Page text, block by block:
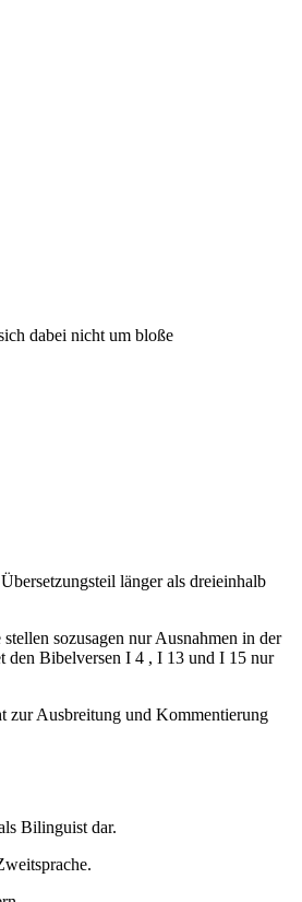
dabei nicht um bloße
länger als dreieinhalb
sozusagen nur Ausnahmen in der
den Bibelversen I 4 , I 13 und I 15 nur
zur Ausbreitung und Kommentierung
Bilinguist dar.